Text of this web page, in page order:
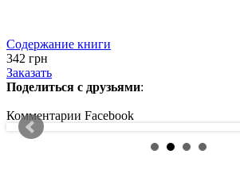
Содержание книги
342 грн
Заказать
Поделиться с друзьями:
Комментарии Facebook